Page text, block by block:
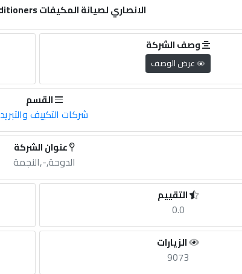
الانصاري لصيانة المكيفات Ansari air conditioners
وصف الشركة
عرض الوصف
القسم
شركات التكييف والتبريد
عنوان الشركة
الدوحة,-,النجمة
التقييم
0.0
الزيارات
9073